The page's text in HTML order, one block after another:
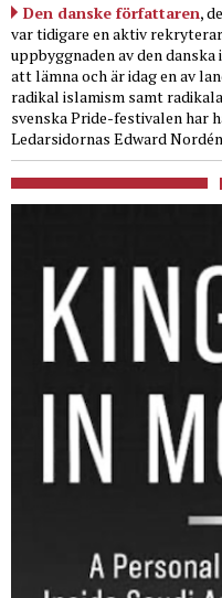
Den danske författaren,
var tidigare en aktiv
uppbyggnaden av den
att lämna och är idag en av
radikal islamism samt
svenska Pride-festivalen har
Ledarsidornas Edward